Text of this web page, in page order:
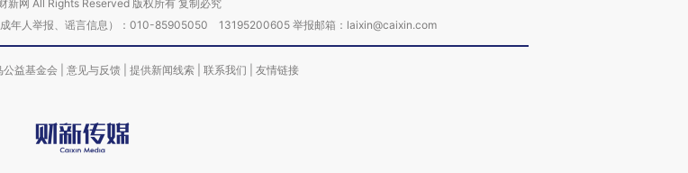
新网 All Rights Reserved 版权所有 复制必究
成年人举报、谣言信息）：010-85905050 13195200605 举报邮箱：laixin@caixin.com
公益基金会 意见与反馈 提供新闻线索 联系我们 友情链接